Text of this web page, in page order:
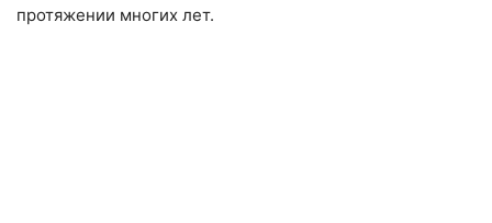
протяжении многих лет.